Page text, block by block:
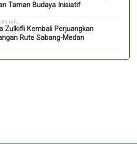
Taman Budaya Inisiatif
Lalu
Zulkifli Kembali Perjuangkan
Rute Sabang-Medan